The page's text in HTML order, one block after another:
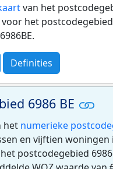
van het
voor het
Definities
6986 BE
het numerieke
en vijftien
postcodegebied